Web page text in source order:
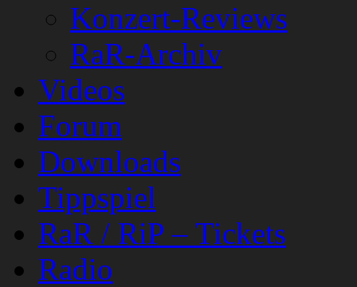
Konzert-Reviews
RaR-Archiv
Videos
Forum
Downloads
Tippspiel
RaR / RiP – Tickets
Radio